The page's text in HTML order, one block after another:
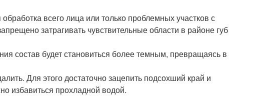
всего лица или только проблемных участков с
затрагивать чувствительные области в районе губ
состав будет становиться более темным, превращаясь в
Для этого достаточно зацепить подсохший край и
избавиться прохладной водой.